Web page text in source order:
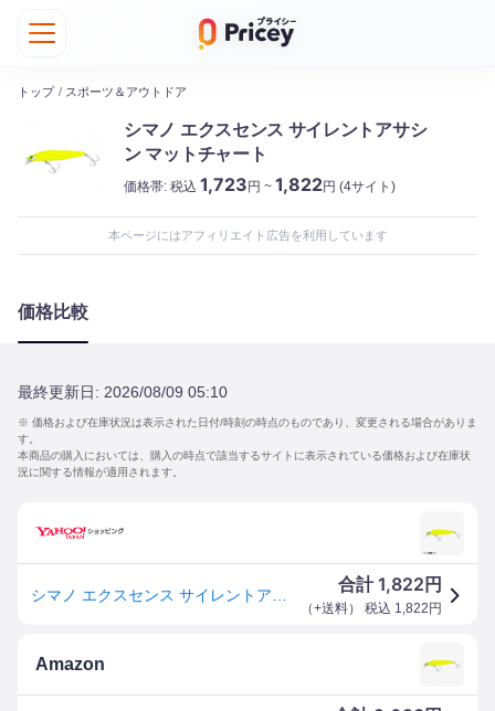
トップ / スポーツ＆アウトドア
シマノ エクスセンス サイレントアサシ
ン マットチャート
価格帯: 税込 1,723円 ~ 1,822円 (4サイト)
本ページにはアフィリエイト広告を利用しています
価格比較
最終更新日: 2026/08/09 05:10
※ 価格および在庫状況は表示された日付/時刻の時点のものであり、変更される場合がありま
す。
本商品の購入においては、購入の時点で該当するサイトに表示されている価格および在庫状
況に関する情報が適用されます。
合計1,822 円
（+送料） 税込 1,822 円
Amazon